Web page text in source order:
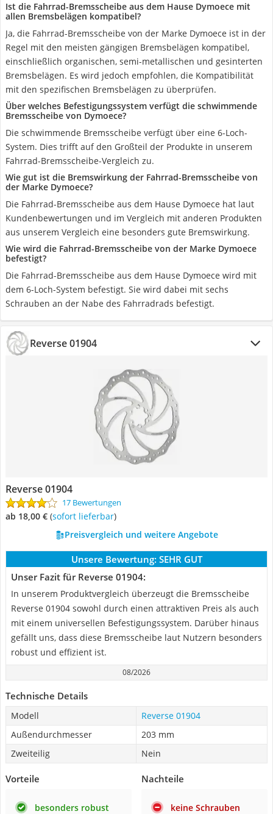
Ist die Fahrrad-Bremsscheibe aus dem Hause Dymoece mit
allen Bremsbelägen kompatibel?
Ja, die Fahrrad-Bremsscheibe von der Marke Dymoece ist in der
Regel mit den meisten gängigen Bremsbelägen kompatibel,
einschließlich organischen, semi-metallischen und gesinterten
Bremsbelägen. Es wird jedoch empfohlen, die Kompatibilität
mit den spezifischen Bremsbelägen zu überprüfen.
Über welches Befestigungssystem verfügt die schwimmende
Bremsscheibe von Dymoece?
Die schwimmende Bremsscheibe verfügt über eine 6-Loch-
System. Dies trifft auf den Großteil der Produkte in unserem
Fahrrad-Bremsscheibe-Vergleich zu.
Wie gut ist die Bremswirkung der Fahrrad-Bremsscheibe von
der Marke Dymoece?
Die Fahrrad-Bremsscheibe aus dem Hause Dymoece hat laut
Kundenbewertungen und im Vergleich mit anderen Produkten
aus unserem Vergleich eine besonders gute Bremswirkung.
Wie wird die Fahrrad-Bremsscheibe von der Marke Dymoece
befestigt?
Die Fahrrad-Bremsscheibe aus dem Hause Dymoece wird mit
dem 6-Loch-System befestigt. Sie wird dabei mit sechs
Schrauben an der Nabe des Fahrradrads befestigt.
Reverse 01904
Reverse 01904
17 Bewertungen
ab 18,00 € ( Sofort lieferbar)
Preisvergleich und weitere Angebote
Unsere Bewertung: SEHR GUT
Unser Fazit für Reverse 01904:
In unserem Produktvergleich überzeugt die Bremsscheibe
Reverse ‎01904 sowohl durch einen attraktiven Preis als auch
mit einem universellen Befestigungssystem. Darüber hinaus
gefällt uns, dass diese Bremsscheibe laut Nutzern besonders
robust und effizient ist.
08/2026
Technische Details
Modell
Reverse 01904
Außendurchmesser
203 mm
Zweiteilig
Nein
Vorteile
besonders robust
Nachteile
keine Schrauben